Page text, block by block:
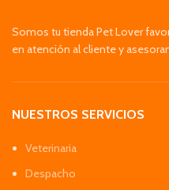
Somos tu tienda Pet Lover
en atención al cliente y
NUESTROS SERVICIOS
Veterinaria
Despacho